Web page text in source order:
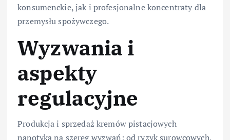
konsumenckie, jak i profesjonalne koncentraty dla
przemysłu spożywczego.
Wyzwania i
aspekty
regulacyjne
Produkcja i sprzedaż kremów pistacjowych
napotyka na szereg wyzwań: od ryzyk surowcowych,